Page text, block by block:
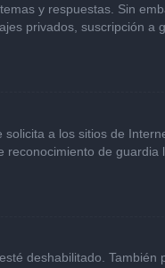
y respuestas. Sin
privados, suscripción a
a los sitios de
de
deshabilitado. También